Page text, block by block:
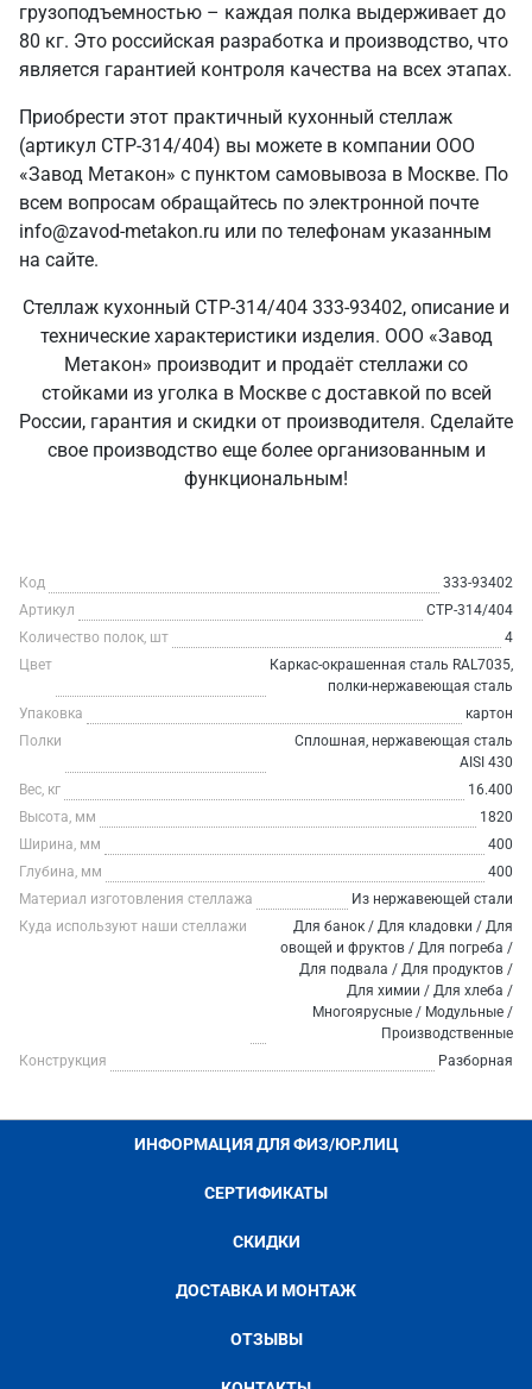
грузоподъемностью – каждая полка выдерживает до
80 кг. Это российская разработка и производство, что
является гарантией контроля качества на всех этапах.
Приобрести этот практичный кухонный стеллаж
(артикул СТР-314/404) вы можете в компании ООО
«Завод Метакон» с пунктом самовывоза в Москве. По
всем вопросам обращайтесь по электронной почте
info@zavod-metakon.ru или по телефонам указанным
на сайте.
Стеллаж кухонный СТР-314/404 333-93402, описание и
технические характеристики изделия. ООО «Завод
Метакон» производит и продаёт стеллажи со
стойками из уголка в Москве с доставкой по всей
России, гарантия и скидки от производителя. Сделайте
свое производство еще более организованным и
функциональным!
Код
333-93402
Артикул
СТР-314/404
Количество полок, шт
4
Цвет
Каркас-окрашенная сталь RAL7035,
полки-нержавеющая сталь
Упаковка
картон
Полки
Сплошная, нержавеющая сталь
AISI 430
Вес, кг
16.400
Высота, мм
1820
Ширина, мм
400
Глубина, мм
400
Материал изготовления стеллажа
Из нержавеющей стали
Куда используют наши стеллажи
Для банок / Для кладовки / Для
овощей и фруктов / Для погреба /
Для подвала / Для продуктов /
Для химии / Для хлеба /
Многоярусные / Модульные /
Производственные
Конструкция
Разборная
ИНФОРМАЦИЯ ДЛЯ ФИЗ/ЮР.ЛИЦ
СЕРТИФИКАТЫ
СКИДКИ
ДОСТАВКА И МОНТАЖ
ОТЗЫВЫ